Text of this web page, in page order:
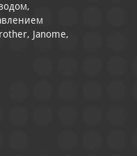
Janome,